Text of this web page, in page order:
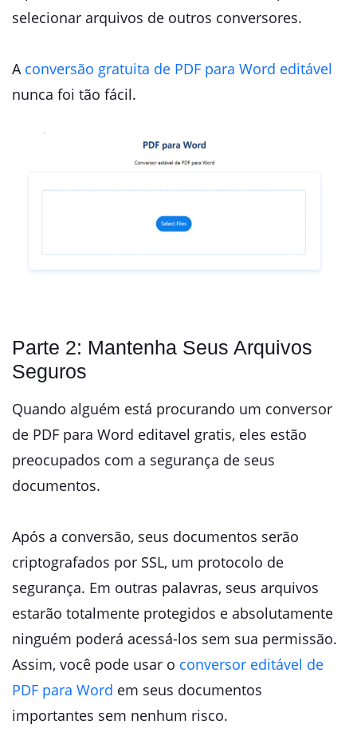
selecionar arquivos de outros conversores.
A conversão gratuita de PDF para Word editável
nunca foi tão fácil.
Parte 2: Mantenha Seus Arquivos
Seguros
Quando alguém está procurando um conversor
de PDF para Word editavel gratis, eles estão
preocupados com a segurança de seus
documentos.
Após a conversão, seus documentos serão
criptografados por SSL, um protocolo de
segurança. Em outras palavras, seus arquivos
estarão totalmente protegidos e absolutamente
ninguém poderá acessá-los sem sua permissão.
Assim, você pode usar o conversor editável de
PDF para Word em seus documentos
importantes sem nenhum risco.